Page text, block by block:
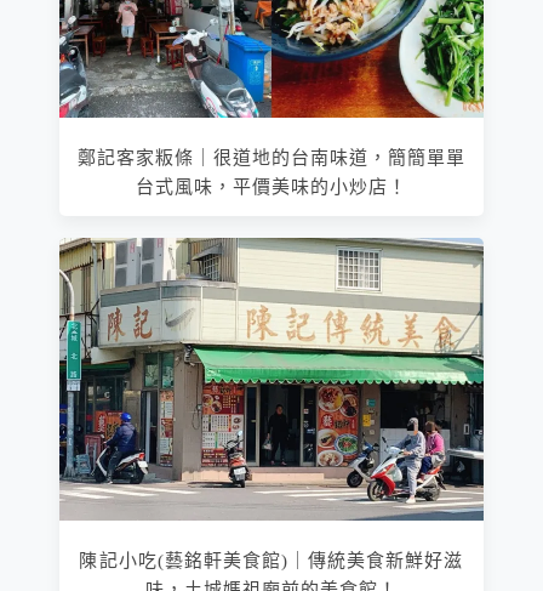
鄭記客家粄條｜很道地的台南味道，簡簡單單
台式風味，平價美味的小炒店！
陳記小吃(藝銘軒美食館)｜傳統美食新鮮好滋